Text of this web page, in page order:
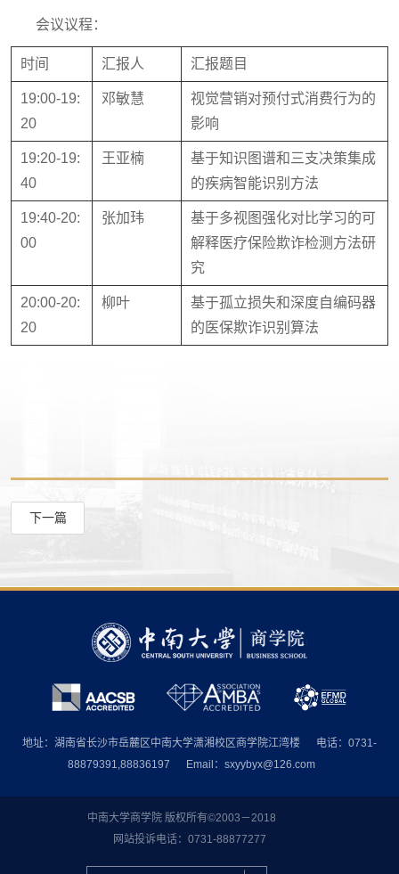
会议议程：
时间 汇报人 汇报题目
19:00-19:
20
邓敏慧
视觉营销对预付式消费行为的
影响
19:20-19:
40
王亚楠
基于知识图谱和三支决策集成
的疾病智能识别方法
19:40-20:
00
张加玮
基于多视图强化对比学习的可
解释医疗保险欺诈检测方法研
究
20:00-20:
20
柳叶
基于孤立损失和深度自编码器
的医保欺诈识别算法
下一篇
地址：湖南省长沙市岳麓区中南大学潇湘校区商学院江湾楼
电话：0731-
88879391,88836197
Email：sxyybyx@126.com
中南大学商学院 版权所有©2003－2018
网站投诉电话：0731-88877277